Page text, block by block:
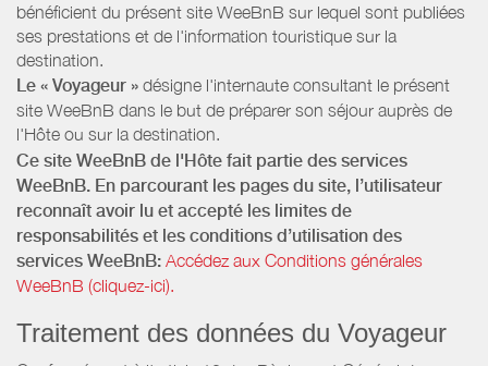
bénéficient du présent site WeeBnB sur lequel sont publiées
ses prestations et de l'information touristique sur la
destination.
Le « Voyageur » désigne l'internaute consultant le présent
site WeeBnB dans le but de préparer son séjour auprès de
l'Hôte ou sur la destination.
Ce site WeeBnB de l'Hôte fait partie des services
WeeBnB. En parcourant les pages du site, l’utilisateur
reconnaît avoir lu et accepté les limites de
responsabilités et les conditions d’utilisation des
services WeeBnB: Accédez aux Conditions générales
WeeBnB (cliquez-ici).
Traitement des données du Voyageur